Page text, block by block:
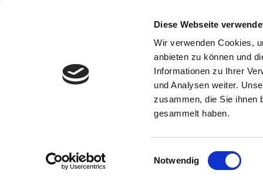
Diese Webseite
Wir verwenden Cookies,
anbieten zu können und
Informationen zu Ihrer
und Analysen weiter.
zusammen, die Sie ihnen
gesammelt haben.
Einwilligungsauswahl
Notwendig